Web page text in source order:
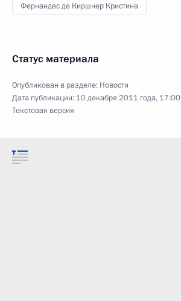
Фернандес де Киршнер Кристина
Статус материала
Опубликован в разделе: Новости
Дата публикации: 10 декабря 2011 года, 17:00
Текстовая версия